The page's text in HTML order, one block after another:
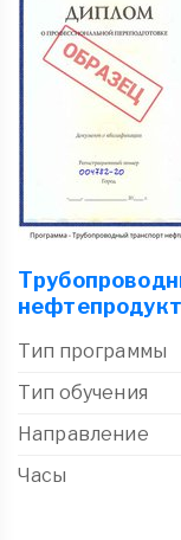
Тип программы
Тип обучения
Направление
Часы